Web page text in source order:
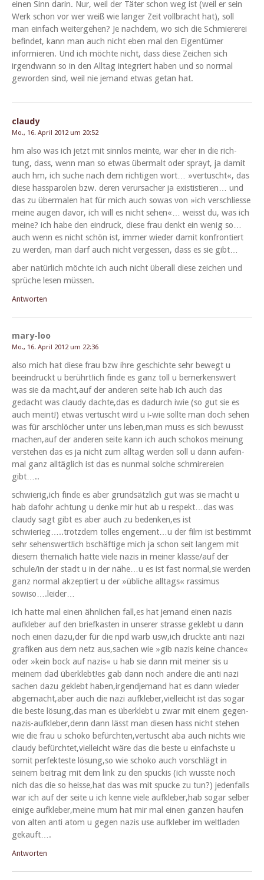
einen Sinn darin. Nur, weil der Täter schon weg ist (weil er sein
Werk schon vor wer weiß wie langer Zeit voll­bracht hat), soll
man ein­fach weit­erge­hen? Je nach­dem, wo sich die Schmier­erei
befind­et, kann man auch nicht eben mal den Eigen­tümer
informieren. Und ich möchte nicht, dass diese Zeichen sich
irgend­wann so in den All­t­ag inte­gri­ert haben und so nor­mal
gewor­den sind, weil nie jemand etwas getan hat.
claudy
Mo., 16. April 2012 um 20:52
hm also was ich jet­zt mit sinn­los meinte, war eher in die rich­
tung, dass, wenn man so etwas über­malt oder sprayt, ja damit
auch hm, ich suche nach dem richti­gen wort… »ver­tuscht«, das
diese has­s­parolen bzw. deren verur­sach­er ja exis­tistieren… und
das zu über­malen hat für mich auch sowas von »ich ver­schliesse
meine augen davor, ich will es nicht sehen«… weisst du, was ich
meine? ich habe den ein­druck, diese frau denkt ein wenig so…
auch wenn es nicht schön ist, immer wieder damit kon­fron­tiert
zu wer­den, man darf auch nicht vergessen, dass es sie gibt…
aber natür­lich möchte ich auch nicht über­all diese zeichen und
sprüche lesen müssen.
Antworten
mary-loo
Mo., 16. April 2012 um 22:36
also mich hat diese frau bzw ihre geschichte sehr bewegt u
beein­druckt u berührt!ich finde es ganz toll u bemerkenswert
was sie da macht,auf der anderen seite hab ich auch das
gedacht was claudy dachte,das es dadurch iwie (so gut sie es
auch meint!) etwas ver­tuscht wird u i‑wie sollte man doch sehen
was für arschlöch­er unter uns leben,man muss es sich bewusst
machen,auf der anderen seite kann ich auch schokos mei­n­ung
ver­ste­hen das es ja nicht zum all­t­ag wer­den soll u dann aufein­
mal ganz alltäglich ist das es nun­mal solche schmir­ereien
gibt…..
schwierig,ich finde es aber grund­sät­zlich gut was sie macht u
hab dafohr achtung u denke mir hut ab u respekt…das was
claudy sagt gibt es aber auch zu bedenken,es ist
schwierieg…..trotzdem tolles engement…u der film ist bes­timmt
sehr sehenswert!ich bschäftige mich ja schon seit langem mit
diesem thema!ich hat­te viele nazis in mein­er klasse/auf der
schule/in der stadt u in der nähe…u es ist fast normal,sie wer­den
ganz nor­mal akzep­tiert u der »übliche all­t­ags« ras­simus
sowiso….leider…
ich hat­te mal einen ähn­lichen fall,es hat jemand einen nazis
aufk­le­ber auf den briefkas­ten in unser­er strasse gek­lebt u dann
noch einen dazu,der für die npd warb usw,ich druck­te anti nazi
grafiken aus dem netz aus,sachen wie »gib nazis keine chance«
oder »kein bock auf nazis« u hab sie dann mit mein­er sis u
meinem dad überklebt!es gab dann noch andere die anti nazi
sachen dazu gek­lebt haben,irgendjemand hat es dann wieder
abgemacht,aber auch die nazi aufkleber,vielleicht ist das sog­ar
die beste lösung,das man es überklebt u zwar mit einem gegen-
nazis-aufkleber,denn dann lässt man diesen hass nicht ste­hen
wie die frau u schoko befürchten,vertuscht aba auch nichts wie
claudy befürchtet,vielleicht wäre das die beste u ein­fach­ste u
somit per­fek­teste lösung,so wie schoko auch vorschlägt in
seinem beitrag mit dem link zu den spuck­is (ich wusste noch
nich das die so heisse,hat das was mit spucke zu tun?) jeden­falls
war ich auf der seite u ich kenne viele aufkleber,hab sog­ar sel­ber
einige aufkleber,meine mum hat mir mal einen ganzen haufen
von alten anti atom u gegen nazis use aufk­le­ber im welt­laden
gekauft….
Antworten